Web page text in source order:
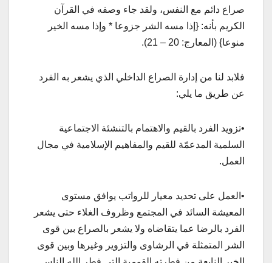
صراع دائم مع النفس، ولقد جاء وصفه في القرآن
الكريم بأنه: {إذا مسه الشر جزوعا * وإذا مسه الخير
منوعا} (المعارج: 20 – 21).
فلابد لنا من إدارة الصراع الداخلي الذي يشعر به الفرد
عن طريق ما يلي:
•تزويد الفرد بالقيم والاهتمام بالتنشئة الاجتماعية
السلمية المدعمّة للقيم والمفاهيم الإسلامية في مجال
العمل.
•العمل على تحديد معيار للرواتب يوافق مستوى
المعيشة السائد في المجتمع وظروف الغلاء حتى يشعر
الفرد بالرضا عما يتقاضاه ولا يشعر بالصراع بين قوى
الشر المتمثلة في الرشاوى والتزوير وغيرها وبين قوى